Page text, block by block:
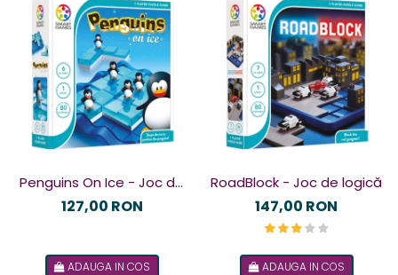
Penguins On Ice - Joc de
logică
127,00 RON
ADAUGA IN COS
RoadBlock - Joc de logică
147,00 RON
ADAUGA IN COS